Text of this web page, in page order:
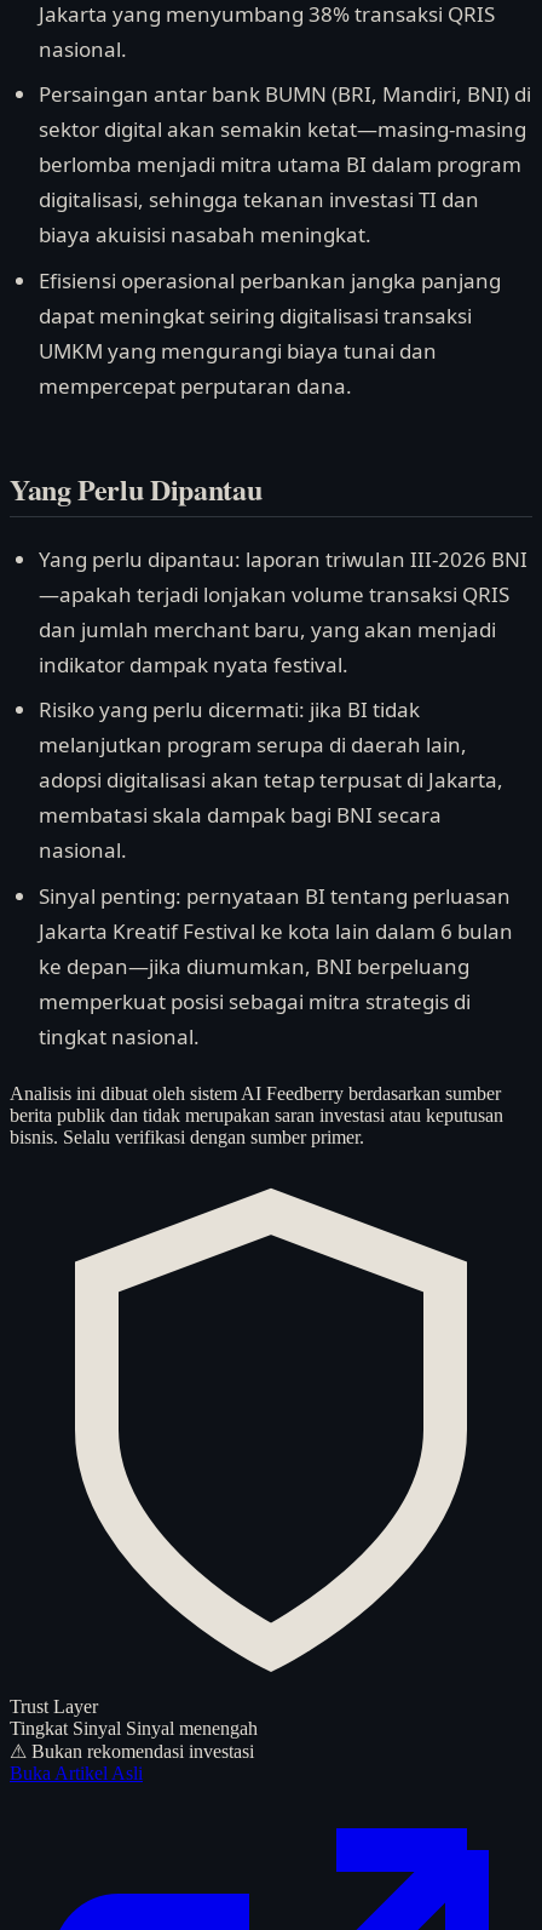
Jakarta yang menyumbang 38% transaksi QRIS
nasional.
Persaingan antar bank BUMN (BRI, Mandiri, BNI) di
sektor digital akan semakin ketat—masing-masing
berlomba menjadi mitra utama BI dalam program
digitalisasi, sehingga tekanan investasi TI dan
biaya akuisisi nasabah meningkat.
Efisiensi operasional perbankan jangka panjang
dapat meningkat seiring digitalisasi transaksi
UMKM yang mengurangi biaya tunai dan
mempercepat perputaran dana.
Yang Perlu Dipantau
Yang perlu dipantau: laporan triwulan III-2026 BNI
—apakah terjadi lonjakan volume transaksi QRIS
dan jumlah merchant baru, yang akan menjadi
indikator dampak nyata festival.
Risiko yang perlu dicermati: jika BI tidak
melanjutkan program serupa di daerah lain,
adopsi digitalisasi akan tetap terpusat di Jakarta,
membatasi skala dampak bagi BNI secara
nasional.
Sinyal penting: pernyataan BI tentang perluasan
Jakarta Kreatif Festival ke kota lain dalam 6 bulan
ke depan—jika diumumkan, BNI berpeluang
memperkuat posisi sebagai mitra strategis di
tingkat nasional.
Analisis ini dibuat oleh sistem AI Feedberry berdasarkan sumber
berita publik dan tidak merupakan saran investasi atau keputusan
bisnis. Selalu verifikasi dengan sumber primer.
Trust Layer
Tingkat Sinyal Sinyal menengah
⚠ Bukan rekomendasi investasi
Buka Artikel Asli